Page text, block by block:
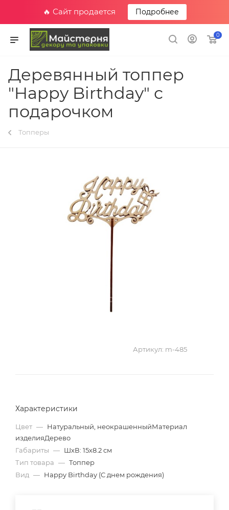
🔥 Сайт продается Подробнее
0
Деревянный топпер
"Happy Birthday" с
подарочком
Топперы
Артикул: m-485
Характеристики
Цвет — Натуральный, неокрашенныйМатериал
изделияДерево
Габариты — ШхВ: 15х8.2 см
Тип товара — Топпер
Вид — Happy Birthday (С днем рождения)